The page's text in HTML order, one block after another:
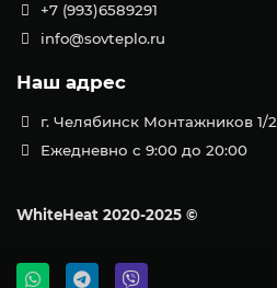
+7 (993)6589291
info@sovteplo.ru
Наш адрес
г. Челябинск Монтажников 1/2
Ежедневно с 9:00 до 20:00
WhiteHeat 2020-2025 ©